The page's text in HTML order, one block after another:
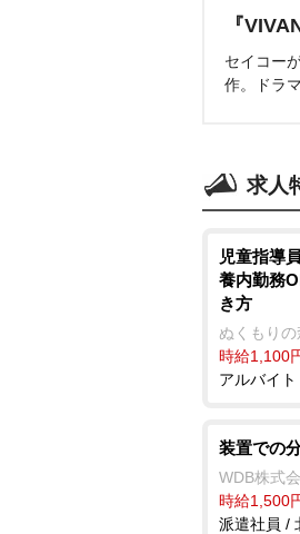
『
セイコー
作。ドラ
求人
児童指導
養内勤務
き方
ぬくもり
時給1,100
アルバイ
装置での
WDB株式
時給1,500
派遣社員 /